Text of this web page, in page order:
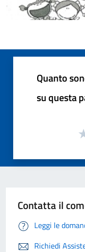
Quanto
su questa
Contatta il
Leggi le
Richiedi